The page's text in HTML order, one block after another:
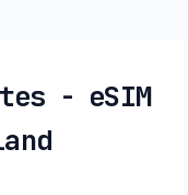
- eSIM